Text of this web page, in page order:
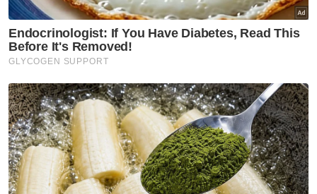
Putra, Pusat Pentadbiran Kerajaan
Persekutuan di Putrajaya antara 1 Mac 2020
dan 20 Ogos 2021.
pertuduhan menerima wang hasil daripada
aktiviti haram berjumlah RM195 juta daripada
Bukhary Equity Sdn Bhd yang dimasukkan ke
akaun CIMB Bank milik Bersatu.
Perbuatan itu didakwa dilakukan di CIMB